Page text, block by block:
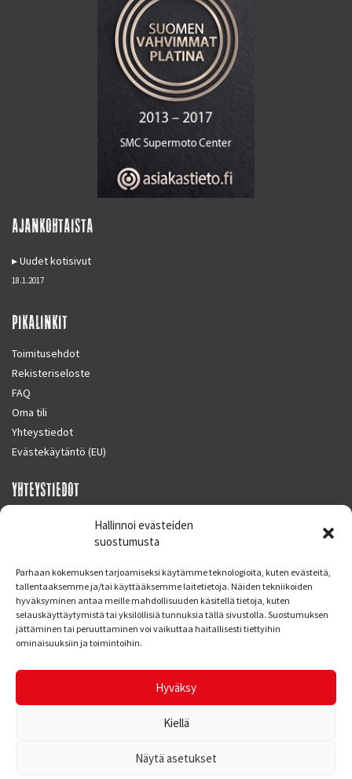
Hallinnoi evästeiden
suostumusta
Parhaan kokemuksen tarjoamiseksi käytämme teknologioita, kuten evästeitä,
tallentaaksemme ja/tai käyttääksemme laitetietoja. Näiden tekniikoiden
hyväksyminen antaa meille mahdollisuuden käsitellä tietoja, kuten
selauskäyttäytymistä tai yksilöllisiä tunnuksia tällä sivustolla. Suostumuksen
jättäminen tai peruuttaminen voi vaikuttaa haitallisesti tiettyihin
ominaisuuksiin ja toimintoihin.
Hyväksy
Kiellä
Näytä asetukset
AJANKOHTAISTA
Uudet kotisivut
18.1.2017
PIKALINKIT
Toimitusehdot
Rekisteriseloste
FAQ
Oma tili
Yhteystiedot
Evästekäytäntö (EU)
YHTEYSTIEDOT
SUPERMOTO CENTER
Finland
Puh. 09 221 7088
info at supermotocenter.fi
Maanantai - Tiistai 09.00 - 17.00
© Supermoto Center